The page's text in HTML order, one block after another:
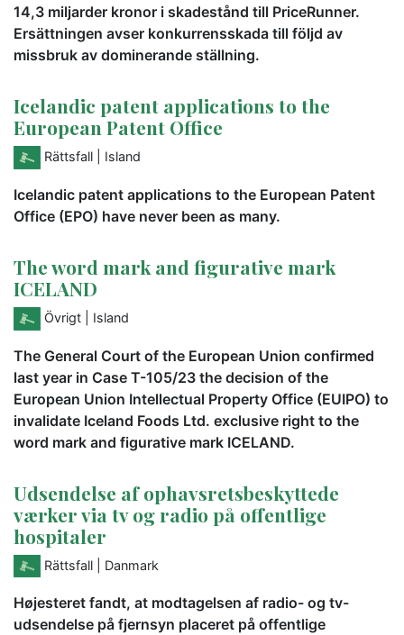
14,3 miljarder kronor i skadestånd till PriceRunner.
Ersättningen avser konkurrensskada till följd av
missbruk av dominerande ställning.
Icelandic patent applications to the
European Patent Office
Rättsfall | Island
Icelandic patent applications to the European Patent
Office (EPO) have never been as many.
The word mark and figurative mark
ICELAND
Övrigt | Island
The General Court of the European Union confirmed
last year in Case T-105/23 the decision of the
European Union Intellectual Property Office (EUIPO) to
invalidate Iceland Foods Ltd. exclusive right to the
word mark and figurative mark ICELAND.
Udsendelse af ophavsretsbeskyttede
værker via tv og radio på offentlige
hospitaler
Rättsfall | Danmark
Højesteret fandt, at modtagelsen af radio- og tv-
udsendelse på fjernsyn placeret på offentlige